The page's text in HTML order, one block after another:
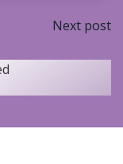
de
Next post